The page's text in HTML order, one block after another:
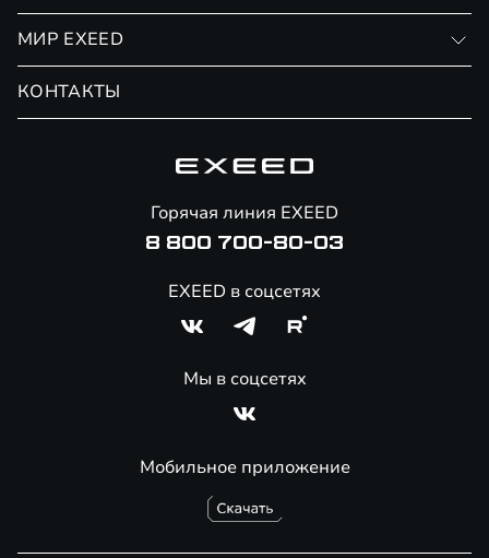
Страхование
Вопрос / ответ (FAQ)
Сервис
Помощь на дорогах
МИР EXEED
КОНТАКТЫ
Мобильное приложение
Горячая линия EXEED
8 800 700-80-03
EXEED в соцсетях
Мы в соцсетях